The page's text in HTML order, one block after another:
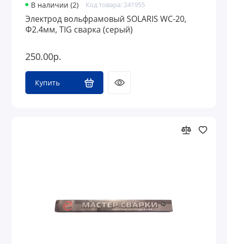
В наличии (2) Код товара: 241955
Электрод вольфрамовый SOLARIS WC-20,
Ф2.4мм, TIG сварка (серый)
250.00р.
Купить